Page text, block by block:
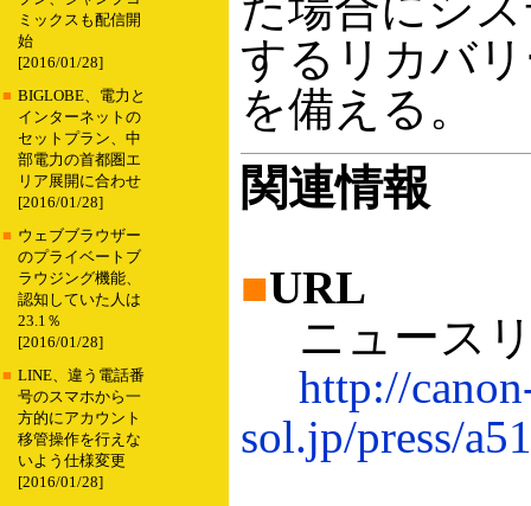
ミックスも配信開
始
[2016/01/28]
■ BIGLOBE、電力と
インターネットの
セットプラン、中
部電力の首都圏エ
リア展開に合わせ
[2016/01/28]
■ ウェブブラウザー
のプライベートブ
ラウジング機能、
認知していた人は
23.1％
[2016/01/28]
■ LINE、違う電話番
号のスマホから一
方的にアカウント
移管操作を行えな
いよう仕様変更
[2016/01/28]
するリカバ
を備える。
関連情報
■URL
ニュース
http://
sol.jp/press/